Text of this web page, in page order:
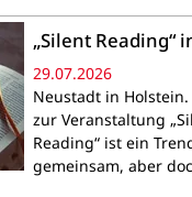
„Silent Reading“
29.07.2026
Neustadt in
zur Veranstaltung
Reading“ ist ein
gemeinsam, aber